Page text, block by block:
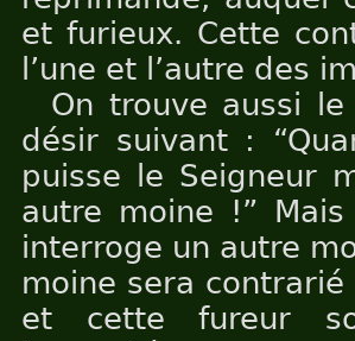
et furieux. Cette
l’une et l’autre des
On trouve aussi
désir suivant :
puisse le Seigneur
autre moine !”
interroge un autre
moine sera
et cette fureur